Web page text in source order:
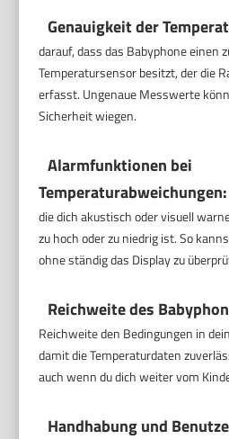
Genauigkeit der
darauf, dass das Babyphone einen
Temperatursensor besitzt, der die
erfasst. Ungenaue Messwerte
Sicherheit wiegen.
Alarmfunktionen bei
Temperaturabweichungen:
die dich akustisch oder visuell
zu hoch oder zu niedrig ist. So
ohne ständig das Display zu
Reichweite des
Reichweite den Bedingungen in
damit die Temperaturdaten
auch wenn du dich weiter vom
Handhabung und